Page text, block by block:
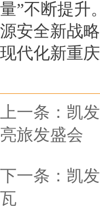
量”不断提升
源安全新战
现代化新重
上一条： 凯
亮旅发盛会
下一条： 凯
瓦